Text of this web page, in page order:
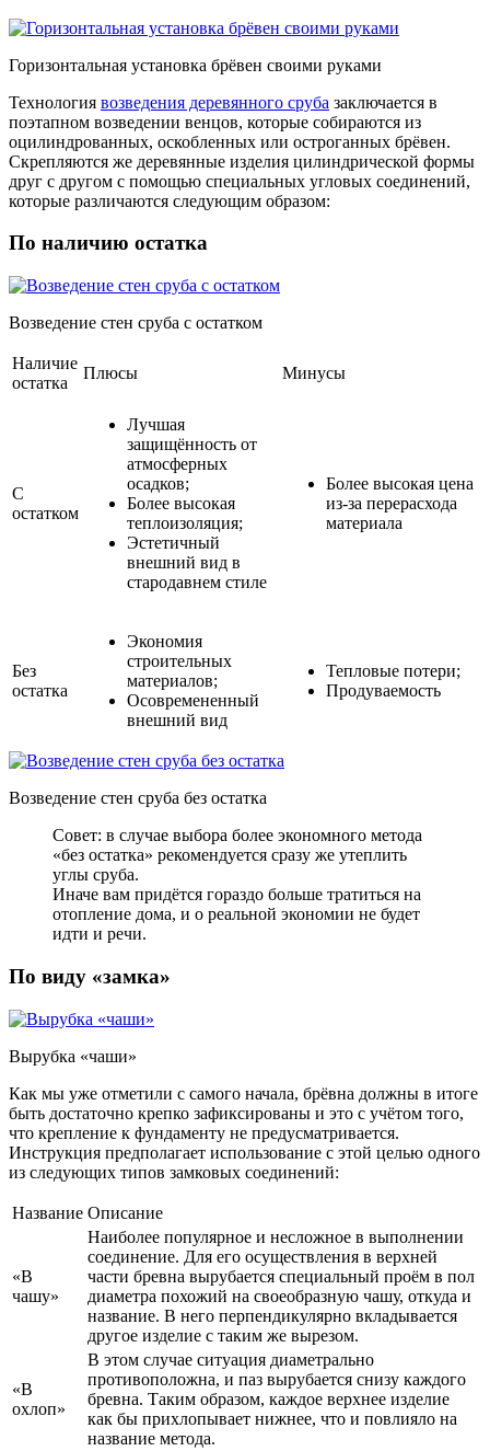
Горизонтальная установка брёвен своими руками
Технология возведения деревянного сруба заключается в
поэтапном возведении венцов, которые собираются из
оцилиндрованных, оскобленных или остроганных брёвен.
Скрепляются же деревянные изделия цилиндрической формы
друг с другом с помощью специальных угловых соединений,
которые различаются следующим образом:
По наличию остатка
Возведение стен сруба с остатком
Наличие
остатка
Плюсы Минусы
С
остатком
Лучшая
защищённость от
атмосферных
осадков;
Более высокая
теплоизоляция;
Эстетичный
внешний вид в
стародавнем стиле
Более высокая цена
из-за перерасхода
материала
Без
остатка
Экономия
строительных
материалов;
Осовремененный
внешний вид
Тепловые потери;
Продуваемость
Возведение стен сруба без остатка
Совет: в случае выбора более экономного метода
«без остатка» рекомендуется сразу же утеплить
углы сруба.
Иначе вам придётся гораздо больше тратиться на
отопление дома, и о реальной экономии не будет
идти и речи.
По виду «замка»
Вырубка «чаши»
Как мы уже отметили с самого начала, брёвна должны в итоге
быть достаточно крепко зафиксированы и это с учётом того,
что крепление к фундаменту не предусматривается.
Инструкция предполагает использование с этой целью одного
из следующих типов замковых соединений:
Название Описание
«В
чашу»
Наиболее популярное и несложное в выполнении
соединение. Для его осуществления в верхней
части бревна вырубается специальный проём в пол
диаметра похожий на своеобразную чашу, откуда и
название. В него перпендикулярно вкладывается
другое изделие с таким же вырезом.
«В
охлоп»
В этом случае ситуация диаметрально
противоположна, и паз вырубается снизу каждого
бревна. Таким образом, каждое верхнее изделие
как бы прихлопывает нижнее, что и повлияло на
название метода.